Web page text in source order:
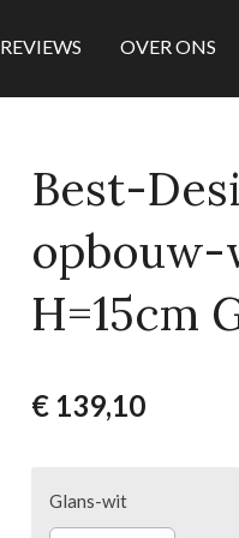
REVIEWS OVER ONS
Best-
opbouw-
H=15cm
€ 139,10
Glans-wit